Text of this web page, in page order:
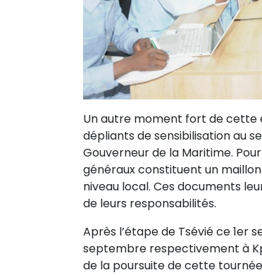
Un autre moment fort de cette
dépliants de sensibilisation au
Gouverneur de la Maritime.
généraux constituent un
niveau local. Ces documents
de leurs responsabilités.
Après l’étape de Tsévié ce 1er
septembre respectivement à
de la poursuite de cette